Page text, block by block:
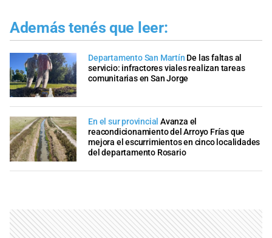
Además tenés que leer:
Departamento San Martín De las faltas al
servicio: infractores viales realizan tareas
comunitarias en San Jorge
En el sur provincial Avanza el
reacondicionamiento del Arroyo Frías que
mejora el escurrimientos en cinco localidades
del departamento Rosario